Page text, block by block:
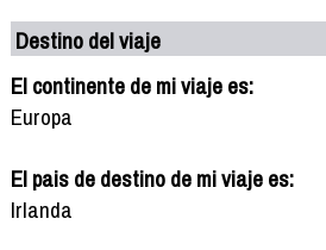
Destino del viaje
El continente de mi viaje es:
Europa
El pais de destino de mi viaje es:
Irlanda